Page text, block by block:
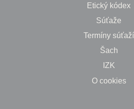
Etický kódex
Súťaže
Termíny súťaží
Šach
IZK
O cookies